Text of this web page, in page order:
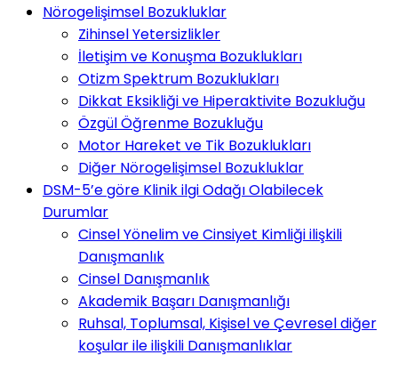
Nörogelişimsel Bozukluklar
Zihinsel Yetersizlikler
İletişim ve Konuşma Bozuklukları
Otizm Spektrum Bozuklukları
Dikkat Eksikliği ve Hiperaktivite Bozukluğu
Özgül Öğrenme Bozukluğu
Motor Hareket ve Tik Bozuklukları
Diğer Nörogelişimsel Bozukluklar
DSM-5’e göre Klinik ilgi Odağı Olabilecek
Durumlar
Cinsel Yönelim ve Cinsiyet Kimliği ilişkili
Danışmanlık
Cinsel Danışmanlık
Akademik Başarı Danışmanlığı
Ruhsal, Toplumsal, Kişisel ve Çevresel diğer
koşular ile ilişkili Danışmanlıklar